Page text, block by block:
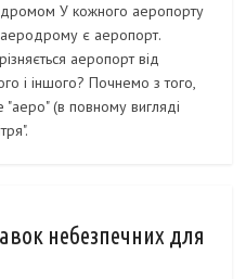
У кожного аеропорту
є аеропорт.
аеропорт від
і іншого? Почнемо з того,
"аеро" (в повному вигляді
небезпечних для